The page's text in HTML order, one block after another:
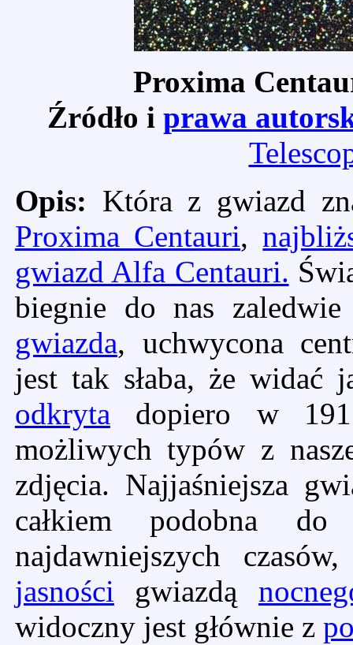
Proxima
Źródło i prawa
Opis: Która z gwiazd
Proxima Centauri,
gwiazd Alfa Centauri.
biegnie do nas
gwiazda, uchwycona
jest tak słaba, że widać
odkryta dopiero w
możliwych typów z
zdjęcia. Najjaśniejsza
całkiem podobna
najdawniejszych
jasności gwiazdą
widoczny jest głównie z